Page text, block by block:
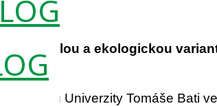
0
být skvělou a ekologickou
systémů Univerzity Tomáše Bati